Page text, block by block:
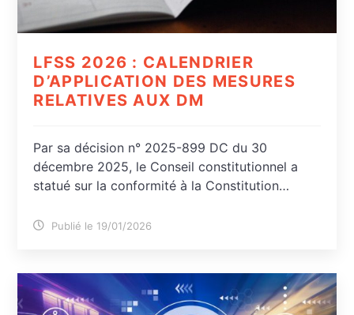
LFSS 2026 : CALENDRIER
D’APPLICATION DES MESURES
RELATIVES AUX DM
Par sa décision n° 2025-899 DC du 30
décembre 2025, le Conseil constitutionnel a
statué sur la conformité à la Constitution…
Publié le 19/01/2026